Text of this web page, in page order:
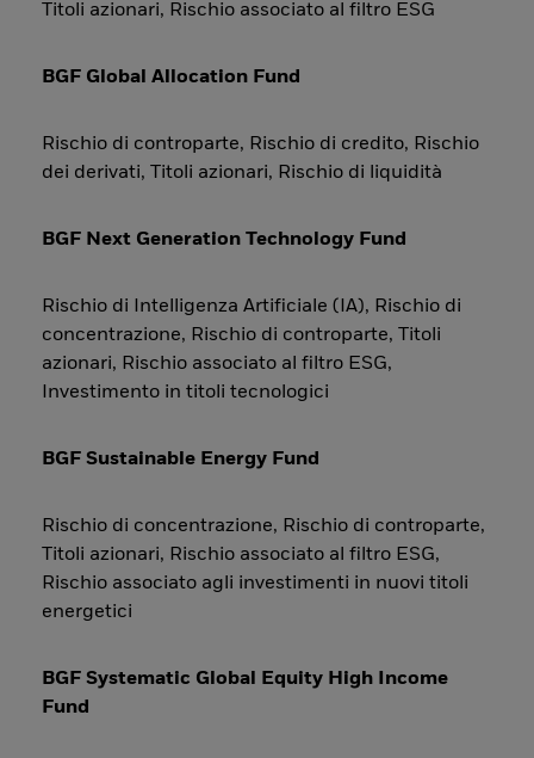
Titoli azionari, Rischio associato al filtro ESG
BGF Global Allocation Fund
Rischio di controparte, Rischio di credito, Rischio
dei derivati, Titoli azionari, Rischio di liquidità
BGF Next Generation Technology Fund
Rischio di Intelligenza Artificiale (IA), Rischio di
concentrazione, Rischio di controparte, Titoli
azionari, Rischio associato al filtro ESG,
Investimento in titoli tecnologici
BGF Sustainable Energy Fund
Rischio di concentrazione, Rischio di controparte,
Titoli azionari, Rischio associato al filtro ESG,
Rischio associato agli investimenti in nuovi titoli
energetici
BGF Systematic Global Equity High Income
Fund